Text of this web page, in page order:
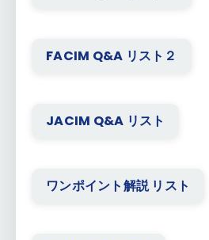
FACIM Q&A リスト２
JACIM Q&A リスト
ワンポイント解説 リスト